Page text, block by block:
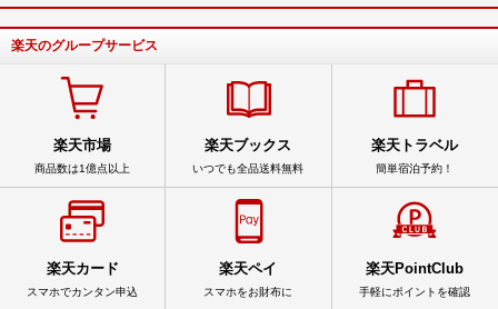
楽天のグループサービス
楽天市場
商品数は1億点以上
楽天ブックス
いつでも全品送料無料
楽天トラベル
簡単宿泊予約！
楽天カード
スマホでカンタン申込
楽天ペイ
スマホをお財布に
楽天PointClub
手軽にポイントを確認